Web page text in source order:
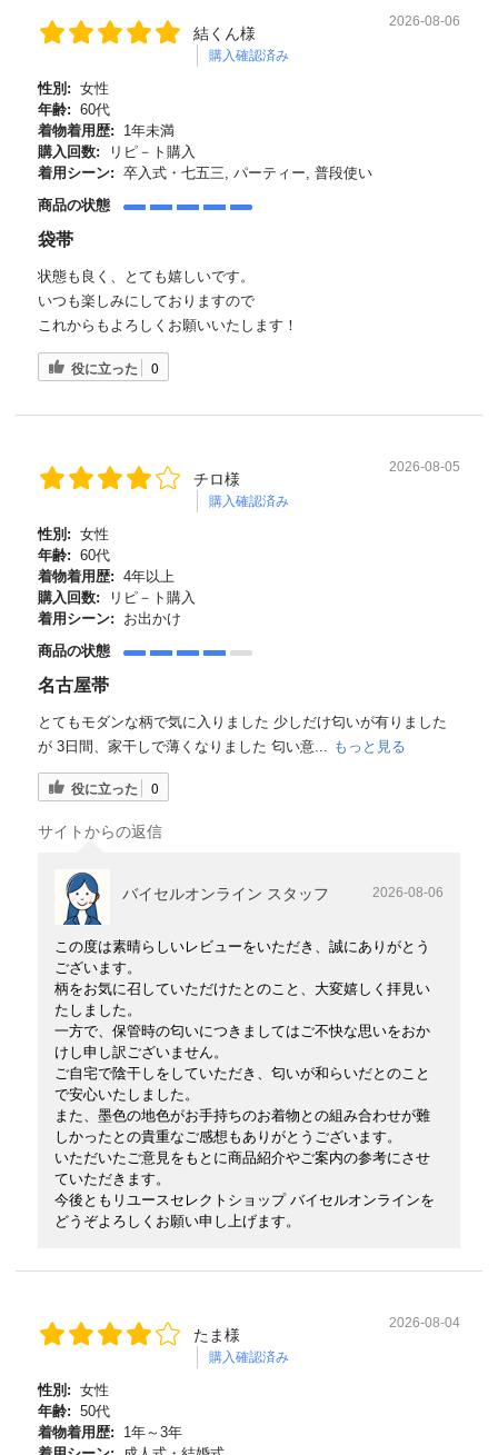
結くん様
購入確認済み
2026-08-06
性別: 女性
年齢: 60代
着物着用歴:
1年未満
購入回数:
リピ－ト購入
着用シーン: 卒入式・七五三, パーティー, 普段使い
商品の状態
袋帯
状態も良く、とても嬉しいです。
いつも楽しみにしておりますので
これからもよろしくお願いいたします！
役に立った 0
チロ様
購入確認済み
2026-08-05
性別: 女性
年齢: 60代
着物着用歴: 4年以上
購入回数:
リピ－ト購入
着用シーン:
お出かけ
商品の状態
名古屋帯
とてもモダンな柄で気に入りました 少しだけ匂いが有りました
が 3日間、家干しで薄くなりました 匂い意...
もっと見る
役に立った 0
サイトからの返信
バイセルオンライン スタッフ 2026-08-06
この度は素晴らしいレビューをいただき、誠にありがとう
ございます。
柄をお気に召していただけたとのこと、大変嬉しく拝見い
たしました。
一方で、保管時の匂いにつきましてはご不快な思いをおか
けし申し訳ございません。
ご自宅で陰干しをしていただき、匂いが和らいだとのこと
で安心いたしました。
また、墨色の地色がお手持ちのお着物との組み合わせが難
しかったとの貴重なご感想もありがとうございます。
いただいたご意見をもとに商品紹介やご案内の参考にさせ
ていただきます。
今後ともリユースセレクトショップ バイセルオンラインを
どうぞよろしくお願い申し上げます。
たま様
購入確認済み
2026-08-04
性別: 女性
年齢: 50代
着物着用歴:
1年～3年